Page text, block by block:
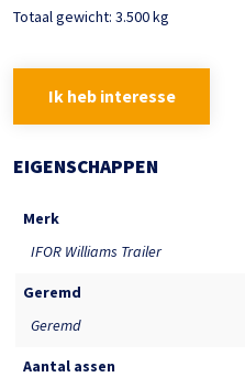
Totaal gewicht: 3.500 kg
Ik heb interesse
EIGENSCHAPPEN
Merk
IFOR Williams Trailer
Geremd
Geremd
Aantal assen